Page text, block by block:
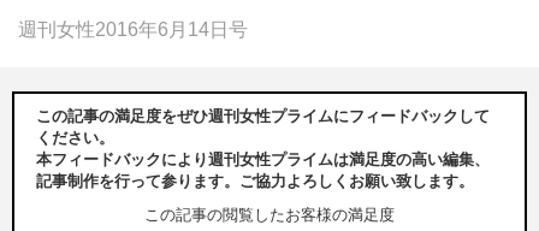
週刊女性2016年6月14日号
この記事の満足度をぜひ週刊女性プライムにフィードバックして
ください。
本フィードバックにより週刊女性プライムは満足度の高い編集、
記事制作を行って参ります。ご協力よろしくお願い致します。
この記事の閲覧したお客様の満足度